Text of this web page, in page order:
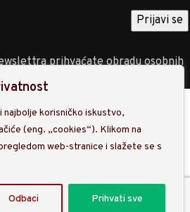
najbolje korisničko iskustvo,
(eng. „cookies“). Klikom na
web-stranice i slažete se s
Odbaci Prihvati sve
prihvaćate obradu osobnih
Politici privatnosti
Filteri
Košarica